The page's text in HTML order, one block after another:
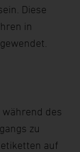
Diese
in
des
zu
auf